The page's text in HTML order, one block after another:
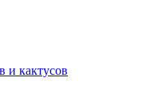
и кактусов